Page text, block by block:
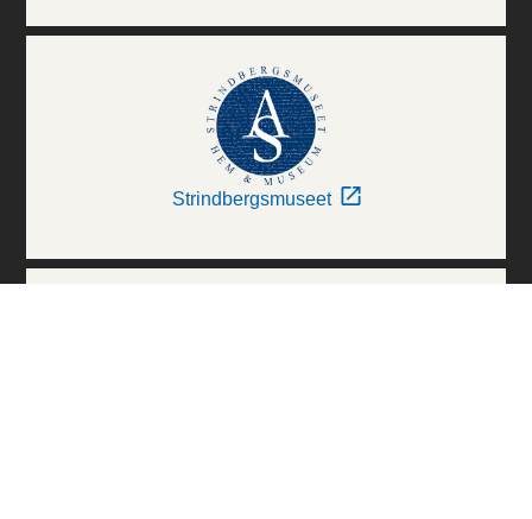
Strindbergsmuseet